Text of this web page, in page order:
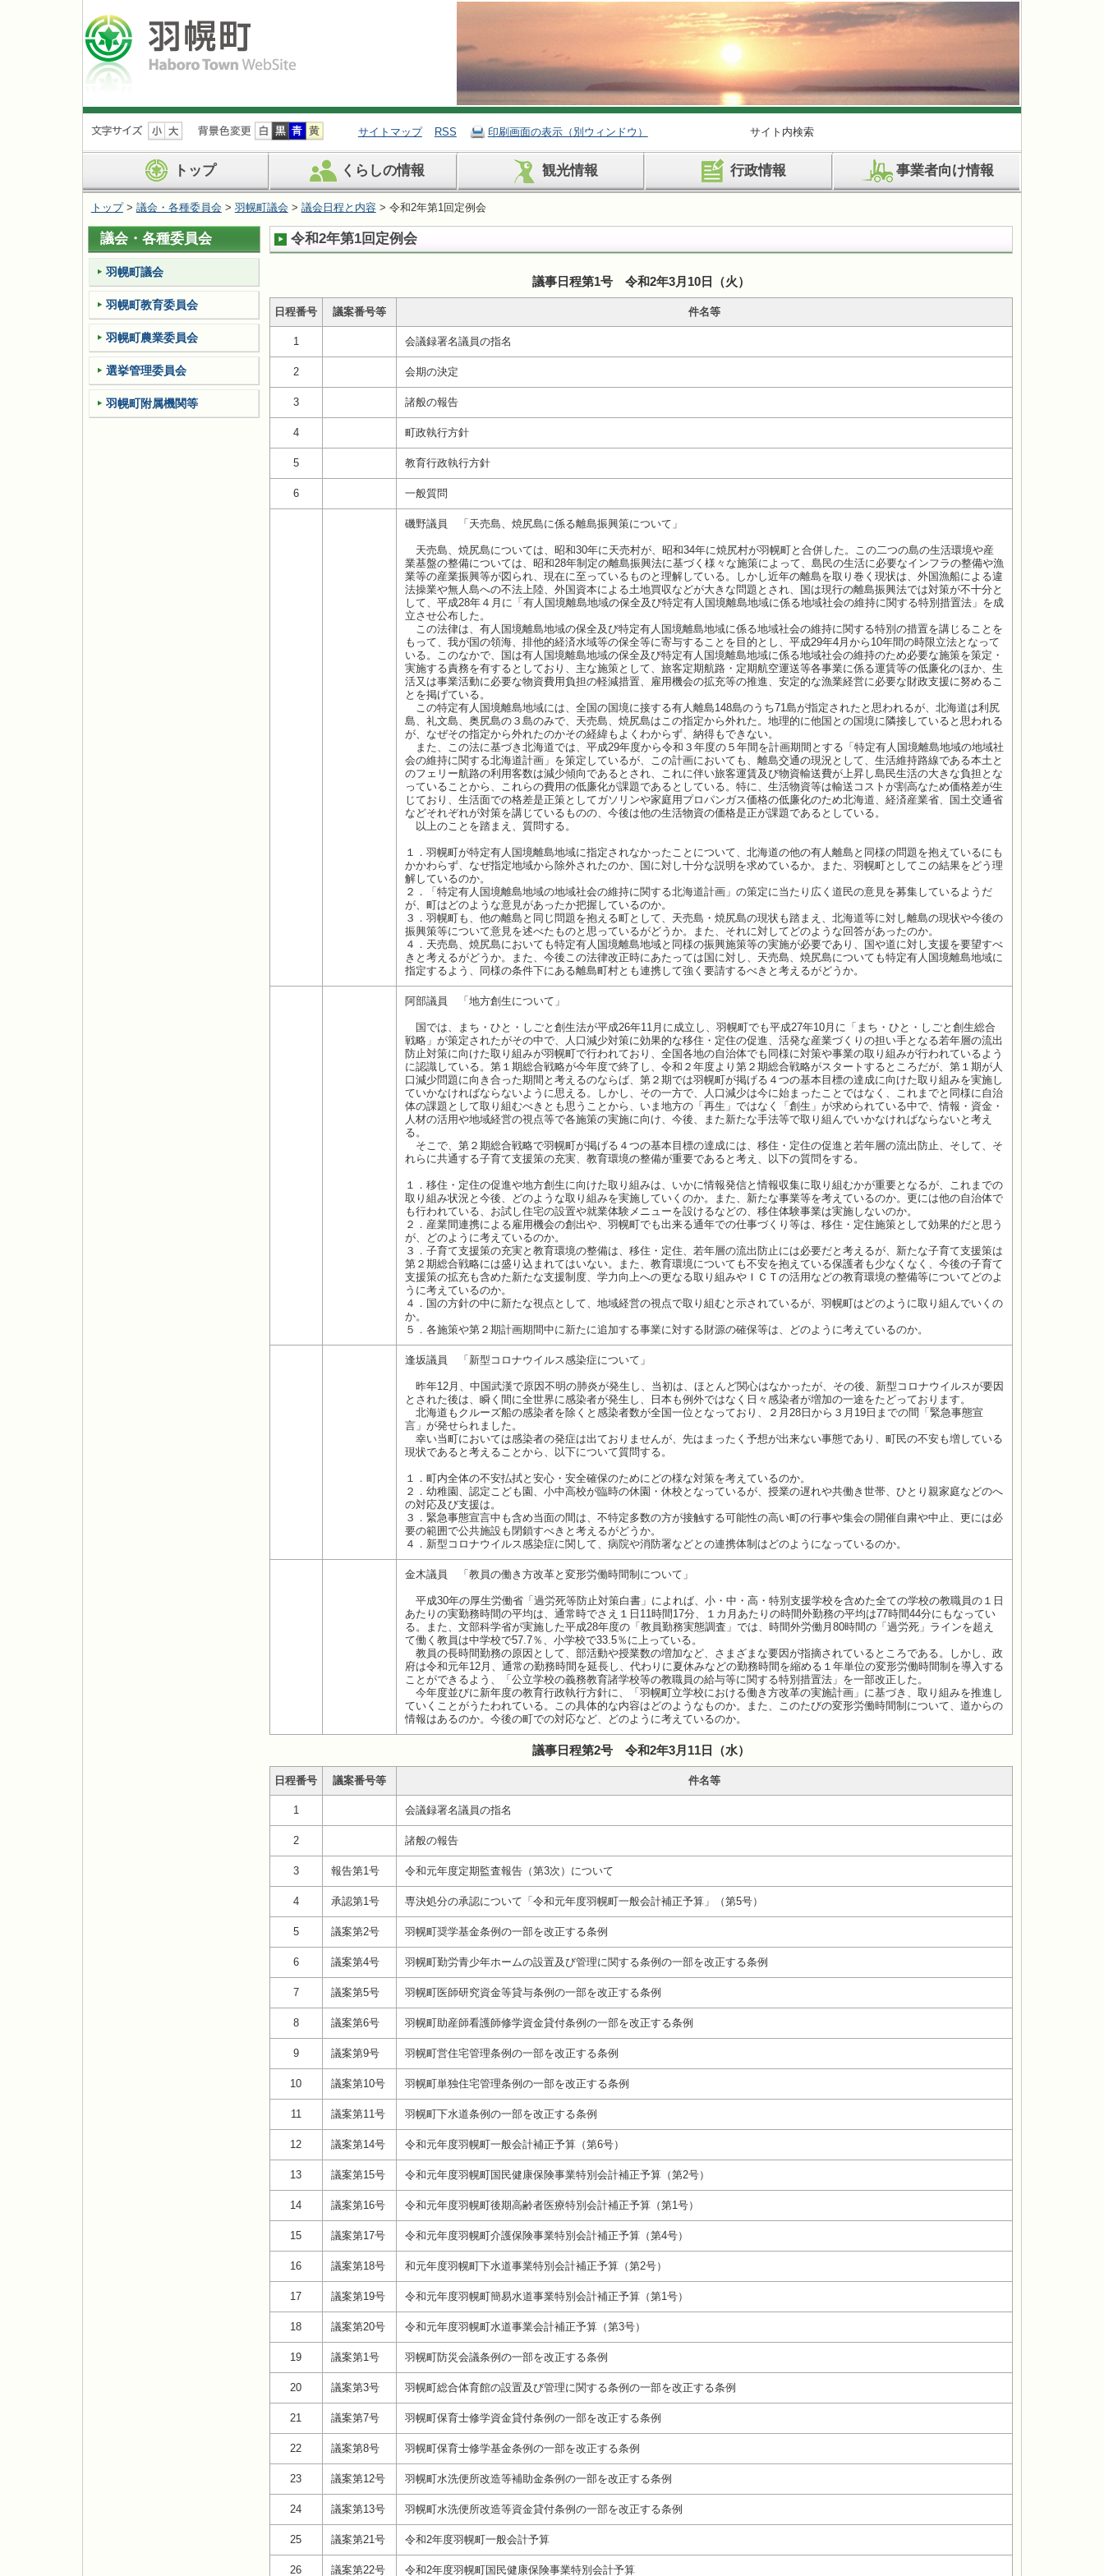
ナ
ビ
ョ
ン
を
飛
ば
す
サイトマップ RSS 印刷画面の表示（別ウィンドウ） サイト内検索
トップ くらしの情報 観光情報 行政情報 事業者向け情報
トップ> 議会・各種委員会 > 羽幌町議会 > 議会日程と内容> 令和2年第1回定例会
令和2年第1回定例会
議事日程第1号 令和2年3月10日（火）
日程番号 議案番号等 件名等
1 会議録署名議員の指名
2 会期の決定
3 諸般の報告
4 町政執行方針
5 教育行政執行方針
6 一般質問
磯野議員 「天売島、焼尻島に係る離島振興策について」
天売島、焼尻島については、昭和30年に天売村が、昭和34年に焼尻村が羽幌町と合併した。この二つの島の生活環境や産
業基盤の整備については、昭和28年制定の離島振興法に基づく様々な施策によって、島民の生活に必要なインフラの整備や漁
業等の産業振興等が図られ、現在に至っているものと理解している。しかし近年の離島を取り巻く現状は、外国漁船による違
法操業や無人島への不法上陸、外国資本による土地買収などが大きな問題とされ、国は現行の離島振興法では対策が不十分と
して、平成28年４月に「有人国境離島地域の保全及び特定有人国境離島地域に係る地域社会の維持に関する特別措置法」を成
立させ公布した。
この法律は、有人国境離島地域の保全及び特定有人国境離島地域に係る地域社会の維持に関する特別の措置を講じることを
もって、我が国の領海、排他的経済水域等の保全等に寄与することを目的とし、平成29年4月から10年間の時限立法となって
いる。このなかで、国は有人国境離島地域の保全及び特定有人国境離島地域に係る地域社会の維持のため必要な施策を策定・
実施する責務を有するとしており、主な施策として、旅客定期航路・定期航空運送等各事業に係る運賃等の低廉化のほか、生
活又は事業活動に必要な物資費用負担の軽減措置、雇用機会の拡充等の推進、安定的な漁業経営に必要な財政支援に努めるこ
とを掲げている。
この特定有人国境離島地域には、全国の国境に接する有人離島148島のうち71島が指定されたと思われるが、北海道は利尻
島、礼文島、奥尻島の３島のみで、天売島、焼尻島はこの指定から外れた。地理的に他国との国境に隣接していると思われる
が、なぜその指定から外れたのかその経緯もよくわからず、納得もできない。
また、この法に基づき北海道では、平成29年度から令和３年度の５年間を計画期間とする「特定有人国境離島地域の地域社
会の維持に関する北海道計画」を策定しているが、この計画においても、離島交通の現況として、生活維持路線である本土と
のフェリー航路の利用客数は減少傾向であるとされ、これに伴い旅客運賃及び物資輸送費が上昇し島民生活の大きな負担とな
っていることから、これらの費用の低廉化が課題であるとしている。特に、生活物資等は輸送コストが割高なため価格差が生
じており、生活面での格差是正策としてガソリンや家庭用プロパンガス価格の低廉化のため北海道、経済産業省、国土交通省
などそれぞれが対策を講じているものの、今後は他の生活物資の価格是正が課題であるとしている。
以上のことを踏まえ、質問する。
１．羽幌町が特定有人国境離島地域に指定されなかったことについて、北海道の他の有人離島と同様の問題を抱えているにも
かかわらず、なぜ指定地域から除外されたのか、国に対し十分な説明を求めているか。また、羽幌町としてこの結果をどう理
解しているのか。
２．「特定有人国境離島地域の地域社会の維持に関する北海道計画」の策定に当たり広く道民の意見を募集しているようだ
が、町はどのような意見があったか把握しているのか。
３．羽幌町も、他の離島と同じ問題を抱える町として、天売島・焼尻島の現状も踏まえ、北海道等に対し離島の現状や今後の
振興策等について意見を述べたものと思っているがどうか。また、それに対してどのような回答があったのか。
４．天売島、焼尻島においても特定有人国境離島地域と同様の振興施策等の実施が必要であり、国や道に対し支援を要望すべ
きと考えるがどうか。また、今後この法律改正時にあたっては国に対し、天売島、焼尻島についても特定有人国境離島地域に
指定するよう、同様の条件下にある離島町村とも連携して強く要請するべきと考えるがどうか。
阿部議員 「地方創生について」
国では、まち・ひと・しごと創生法が平成26年11月に成立し、羽幌町でも平成27年10月に「まち・ひと・しごと創生総合
戦略」が策定されたがその中で、人口減少対策に効果的な移住・定住の促進、活発な産業づくりの担い手となる若年層の流出
防止対策に向けた取り組みが羽幌町で行われており、全国各地の自治体でも同様に対策や事業の取り組みが行われているよう
に認識している。第１期総合戦略が今年度で終了し、令和２年度より第２期総合戦略がスタートするところだが、第１期が人
口減少問題に向き合った期間と考えるのならば、第２期では羽幌町が掲げる４つの基本目標の達成に向けた取り組みを実施し
ていかなければならないように思える。しかし、その一方で、人口減少は今に始まったことではなく、これまでと同様に自治
体の課題として取り組むべきとも思うことから、いま地方の「再生」ではなく「創生」が求められている中で、情報・資金・
人材の活用や地域経営の視点等で各施策の実施に向け、今後、また新たな手法等で取り組んでいかなければならないと考え
る。
そこで、第２期総合戦略で羽幌町が掲げる４つの基本目標の達成には、移住・定住の促進と若年層の流出防止、そして、そ
れらに共通する子育て支援策の充実、教育環境の整備が重要であると考え、以下の質問をする。
１．移住・定住の促進や地方創生に向けた取り組みは、いかに情報発信と情報収集に取り組むかが重要となるが、これまでの
取り組み状況と今後、どのような取り組みを実施していくのか。また、新たな事業等を考えているのか。更には他の自治体で
も行われている、お試し住宅の設置や就業体験メニューを設けるなどの、移住体験事業は実施しないのか。
２．産業間連携による雇用機会の創出や、羽幌町でも出来る通年での仕事づくり等は、移住・定住施策として効果的だと思う
が、どのように考えているのか。
３．子育て支援策の充実と教育環境の整備は、移住・定住、若年層の流出防止には必要だと考えるが、新たな子育て支援策は
第２期総合戦略には盛り込まれてはいない。また、教育環境についても不安を抱えている保護者も少なくなく、今後の子育て
支援策の拡充も含めた新たな支援制度、学力向上への更なる取り組みやＩＣＴの活用などの教育環境の整備等についてどのよ
うに考えているのか。
４．国の方針の中に新たな視点として、地域経営の視点で取り組むと示されているが、羽幌町はどのように取り組んでいくの
か。
５．各施策や第２期計画期間中に新たに追加する事業に対する財源の確保等は、どのように考えているのか。
逢坂議員 「新型コロナウイルス感染症について」
昨年12月、中国武漢で原因不明の肺炎が発生し、当初は、ほとんど関心はなかったが、その後、新型コロナウイルスが要因
とされた後は、瞬く間に全世界に感染者が発生し、日本も例外ではなく日々感染者が増加の一途をたどっております。
北海道もクルーズ船の感染者を除くと感染者数が全国一位となっており、２月28日から３月19日までの間「緊急事態宣
言」が発せられました。
幸い当町においては感染者の発症は出ておりませんが、先はまったく予想が出来ない事態であり、町民の不安も増している
現状であると考えることから、以下について質問する。
１．町内全体の不安払拭と安心・安全確保のためにどの様な対策を考えているのか。
２．幼稚園、認定こども園、小中高校が臨時の休園・休校となっているが、授業の遅れや共働き世帯、ひとり親家庭などのへ
の対応及び支援は。
３．緊急事態宣言中も含め当面の間は、不特定多数の方が接触する可能性の高い町の行事や集会の開催自粛や中止、更には必
要の範囲で公共施設も閉鎖すべきと考えるがどうか。
４．新型コロナウイルス感染症に関して、病院や消防署などとの連携体制はどのようになっているのか。
金木議員 「教員の働き方改革と変形労働時間制について」
平成30年の厚生労働省「過労死等防止対策白書」によれば、小・中・高・特別支援学校を含めた全ての学校の教職員の１日
あたりの実勤務時間の平均は、通常時でさえ１日11時間17分、１カ月あたりの時間外勤務の平均は77時間44分にもなってい
る。また、文部科学省が実施した平成28年度の「教員勤務実態調査」では、時間外労働月80時間の「過労死」ラインを超え
て働く教員は中学校で57.7％、小学校で33.5％に上っている。
教員の長時間勤務の原因として、部活動や授業数の増加など、さまざまな要因が指摘されているところである。しかし、政
府は令和元年12月、通常の勤務時間を延長し、代わりに夏休みなどの勤務時間を縮める１年単位の変形労働時間制を導入する
ことができるよう、「公立学校の義務教育諸学校等の教職員の給与等に関する特別措置法」を一部改正した。
今年度並びに新年度の教育行政執行方針に、「羽幌町立学校における働き方改革の実施計画」に基づき、取り組みを推進し
ていくことがうたわれている。この具体的な内容はどのようなものか。また、このたびの変形労働時間制について、道からの
情報はあるのか。今後の町での対応など、どのように考えているのか。
議事日程第2号 令和2年3月11日（水）
日程番号 議案番号等 件名等
1 会議録署名議員の指名
2 諸般の報告
3 報告第1号 令和元年度定期監査報告（第3次）について
4 承認第1号 専決処分の承認について「令和元年度羽幌町一般会計補正予算」（第5号）
5 議案第2号 羽幌町奨学基金条例の一部を改正する条例
6 議案第4号 羽幌町勤労青少年ホームの設置及び管理に関する条例の一部を改正する条例
7 議案第5号 羽幌町医師研究資金等貸与条例の一部を改正する条例
8 議案第6号 羽幌町助産師看護師修学資金貸付条例の一部を改正する条例
9 議案第9号 羽幌町営住宅管理条例の一部を改正する条例
10 議案第10号 羽幌町単独住宅管理条例の一部を改正する条例
11 議案第11号 羽幌町下水道条例の一部を改正する条例
12 議案第14号 令和元年度羽幌町一般会計補正予算（第6号）
13 議案第15号 令和元年度羽幌町国民健康保険事業特別会計補正予算（第2号）
14 議案第16号 令和元年度羽幌町後期高齢者医療特別会計補正予算（第1号）
15 議案第17号 令和元年度羽幌町介護保険事業特別会計補正予算（第4号）
16 議案第18号 和元年度羽幌町下水道事業特別会計補正予算（第2号）
17 議案第19号 令和元年度羽幌町簡易水道事業特別会計補正予算（第1号）
18 議案第20号 令和元年度羽幌町水道事業会計補正予算（第3号）
19 議案第1号 羽幌町防災会議条例の一部を改正する条例
20 議案第3号 羽幌町総合体育館の設置及び管理に関する条例の一部を改正する条例
21 議案第7号 羽幌町保育士修学資金貸付条例の一部を改正する条例
22 議案第8号 羽幌町保育士修学基金条例の一部を改正する条例
23 議案第12号 羽幌町水洗便所改造等補助金条例の一部を改正する条例
24 議案第13号 羽幌町水洗便所改造等資金貸付条例の一部を改正する条例
25 議案第21号 令和2年度羽幌町一般会計予算
26 議案第22号 令和2年度羽幌町国民健康保険事業特別会計予算
議会・各種委員会
羽幌町議会
羽幌町教育委員会
羽幌町農業委員会
選挙管理委員会
羽幌町附属機関等